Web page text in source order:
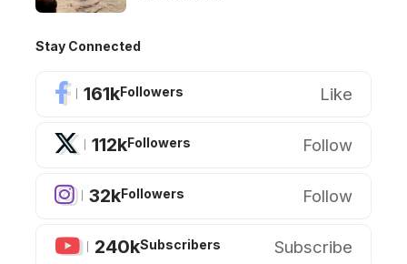
Stay Connected
161kFollowers Like
112kFollowers Follow
32kFollowers Follow
240kSubscribers Subscribe